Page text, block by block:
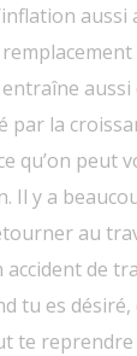
aussi
aussi
par la
qu’on peut
Il y a
au
accident de
tu es
te reprendre